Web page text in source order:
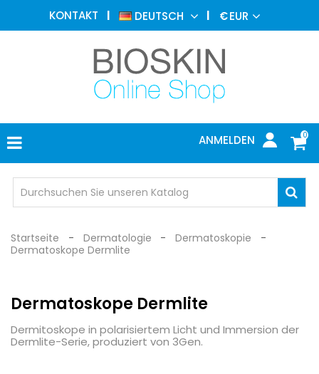
KONTAKT DEUTSCH €EUR
0
ANMELDEN
ÄSTHETISCHE
MEDIZIN
DERMATOLOGIE
PHOTOTHERAPIE
MEDIZINISCH
INDIVIDUEL
SCHUTZ
Startseite Dermatologie
Dermatoskopie
Dermatoskope Dermlite
Dermatoskope Dermlite
Dermitoskope in polarisiertem Licht und Immersion der
Dermlite-Serie, produziert von 3Gen.